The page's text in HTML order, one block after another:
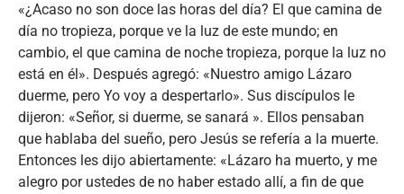
«¿Acaso no son doce las horas del día? El que camina de
día no tropieza, porque ve la luz de este mundo; en
cambio, el que camina de noche tropieza, porque la luz no
está en él». Después agregó: «Nuestro amigo Lázaro
duerme, pero Yo voy a despertarlo». Sus discípulos le
dijeron: «Señor, si duerme, se sanará ». Ellos pensaban
que hablaba del sueño, pero Jesús se refería a la muerte.
Entonces les dijo abiertamente: «Lázaro ha muerto, y me
alegro por ustedes de no haber estado allí, a fin de que